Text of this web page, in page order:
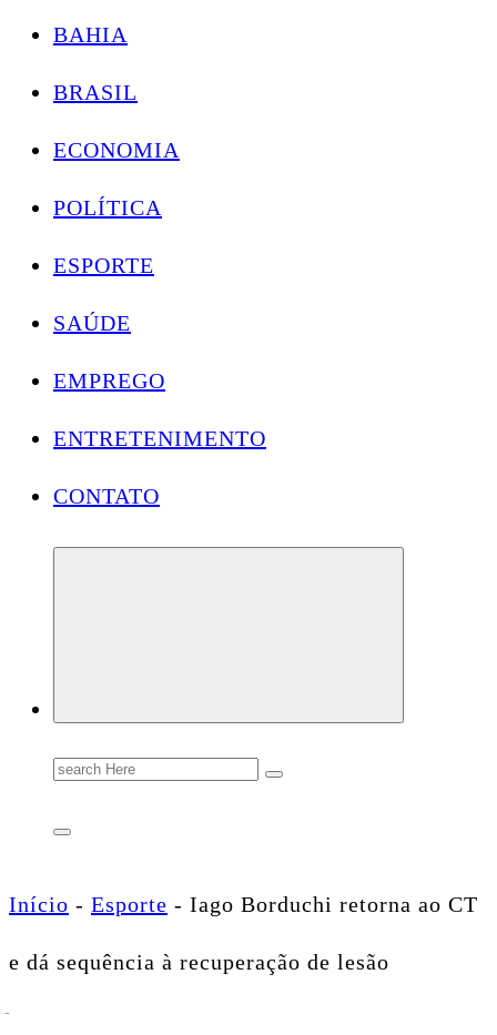
BAHIA
BRASIL
ECONOMIA
POLÍTICA
ESPORTE
SAÚDE
EMPREGO
ENTRETENIMENTO
CONTATO
Search
for:
Início - Esporte - Iago Borduchi retorna ao CT
e dá sequência à recuperação de lesão